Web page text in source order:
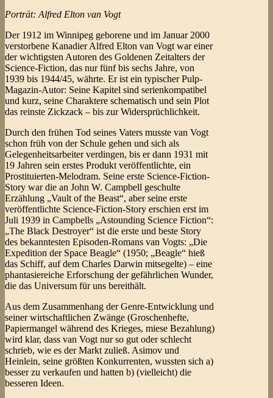
Porträt: Alfred Elton van Vogt
Der 1912 im Winnipeg geborene und im Januar 2000
verstorbene Kanadier Alfred Elton van Vogt war einer
der wichtigsten Autoren des Goldenen Zeitalters der
Science-Fiction, das nur fünf bis sechs Jahre, von
1939 bis 1944/45, währte. Er ist ein typischer Pulp-
Magazin-Autor: Seine Kapitel sind serienkompatibel
und kurz, seine Charaktere schematisch und sein Plot
das reinste Zickzack – bis zur Widersprüchlichkeit.
Durch den frühen Tod seines Vaters musste van Vogt
schon früh von der Schule gehen und sich als
Gelegenheitsarbeiter verdingen, bis er dann 1931 mit
19 Jahren sein erstes Produkt veröffentlichte, ein
Prostituierten-Melodram. Seine erste Science-Fiction-
Story war die an John W. Campbell geschulte
Erzählung „Vault of the Beast“, aber seine erste
veröffentlichte Science-Fiction-Story erschien erst im
Juli 1939 in Campbells „Astounding Science Fiction“:
„The Black Destroyer“ ist die erste und beste Story
des bekanntesten Episoden-Romans van Vogts: „Die
Expedition der Space Beagle“ (1950; „Beagle“ hieß
das Schiff, auf dem Charles Darwin mitsegelte) – eine
phantasiereiche Erforschung der gefährlichen Wunder,
die das Universum für uns bereithält.
Aus dem Zusammenhang der Genre-Entwicklung und
seiner wirtschaftlichen Zwänge (Groschenhefte,
Papiermangel während des Krieges, miese Bezahlung)
wird klar, dass van Vogt nur so gut oder schlecht
schrieb, wie es der Markt zuließ. Asimov und
Heinlein, seine größten Konkurrenten, wussten sich a)
besser zu verkaufen und hatten b) (vielleicht) die
besseren Ideen.